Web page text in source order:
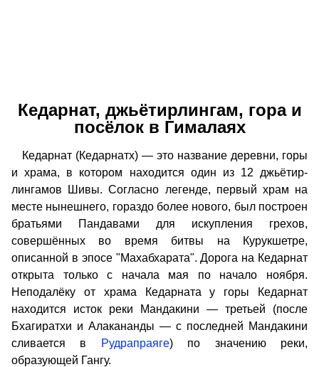
Кедарнат, джьётирлингам, гора и
посёлок в Гималаях
Кедарнат (Кедарнатх) — это название деревни, горы
и храма, в котором находится один из 12 джьётир-
лингамов Шивы. Согласно легенде, первый храм на
месте нынешнего, гораздо более нового, был построен
братьями Пандавами для искупления грехов,
совершённых во время битвы на Курукшетре,
описанной в эпосе "Махабхарата". Дорога на Кедарнат
открыта только с начала мая по начало ноября.
Неподалёку от храма Кедарната у горы Кедарнат
находится исток реки Мандакини — третьей (после
Бхагиратхи и Алакананды — с последней Мандакини
сливается в
Рудрапраяге) по значению реки,
образующей Гангу.